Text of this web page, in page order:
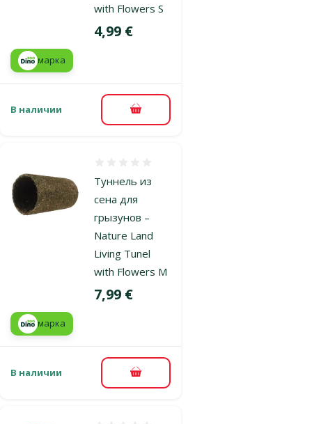
with Flowers S
Цена
4,99 €
марка
В наличии В корзину
Туннель из
сена для
грызунов –
Nature Land
Living Tunel
with Flowers M
Цена
7,99 €
марка
В наличии В корзину